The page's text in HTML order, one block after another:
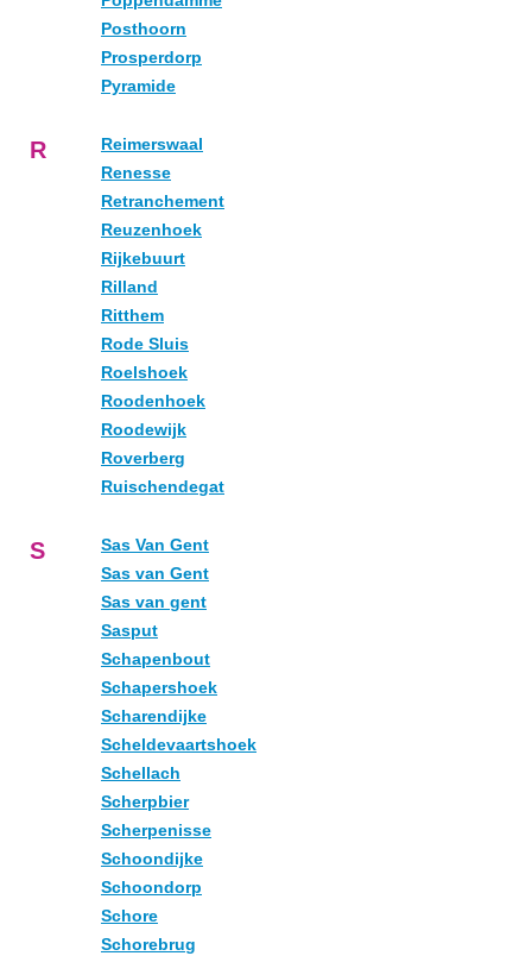
Posthoorn
Prosperdorp
Pyramide
R
Reimerswaal
Renesse
Retranchement
Reuzenhoek
Rijkebuurt
Rilland
Ritthem
Rode Sluis
Roelshoek
Roodenhoek
Roodewijk
Roverberg
Ruischendegat
S
Sas Van Gent
Sas van Gent
Sas van gent
Sasput
Schapenbout
Schapershoek
Scharendijke
Scheldevaartshoek
Schellach
Scherpbier
Scherpenisse
Schoondijke
Schoondorp
Schore
Schorebrug